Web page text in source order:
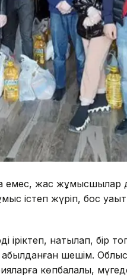
емес, жас
істеп жүріп, бос
нақтылап, бір
шешім.
көпбалалы,